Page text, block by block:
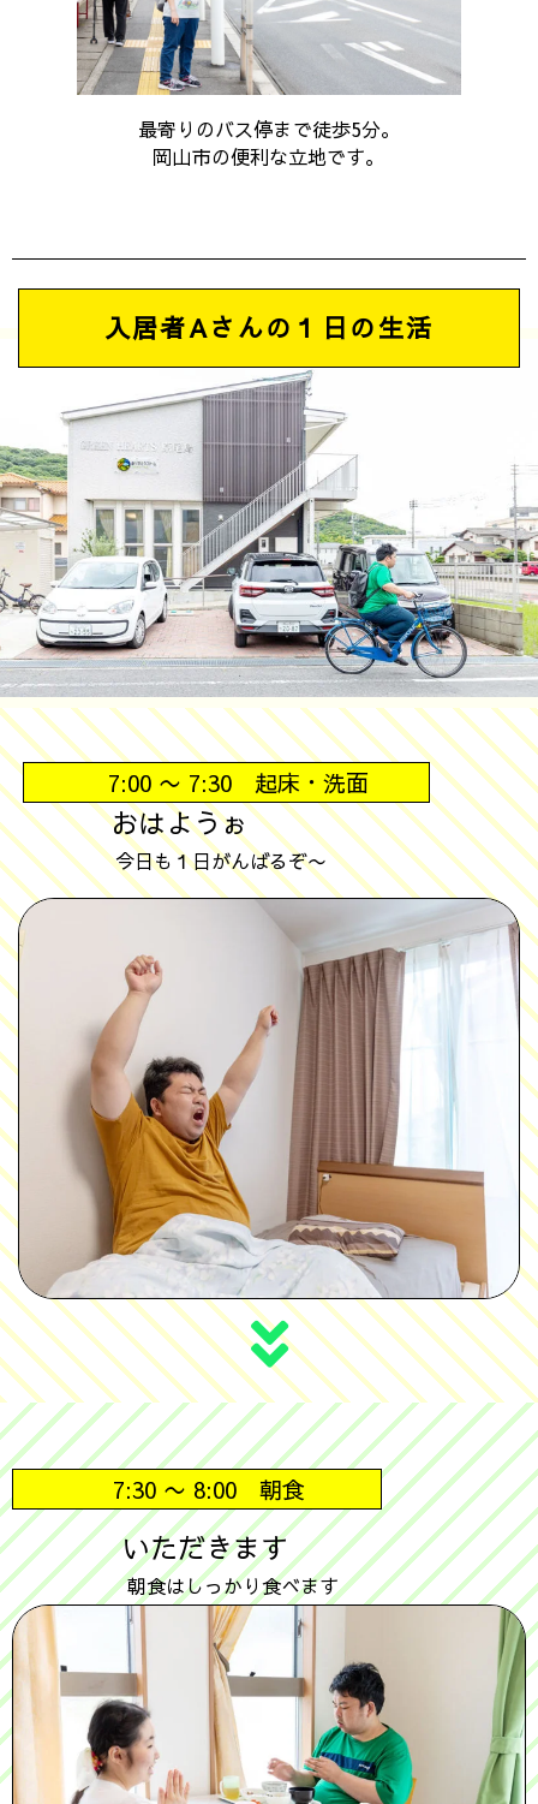
最寄りのバス停まで徒歩5分。
岡山市の便利な立地です。
入居者Aさんの１日の生活
7:00 〜 7:30 起床・洗面
おはようぉ
今日も１日がんばるぞ〜
7:30 〜 8:00 朝食
いただきます
朝食はしっかり食べます